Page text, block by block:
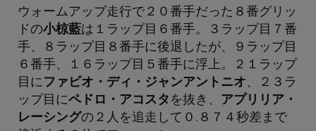
ウォームアップ走行で２０番手だった８番グリッ
ドの小椋藍は１ラップ目６番手。３ラップ目７番
手、８ラップ目８番手に後退したが、９ラップ目
６番手、１６ラップ目５番手に浮上。２１ラップ
目に ファビオ・ディ・ジャンアントニオ、２３ラ
ップ目にペドロ・アコスタ を抜き、
アプリリア・
レーシングの２人を追走して０.８７４秒差まで